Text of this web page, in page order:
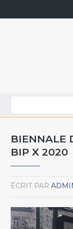
BIENNALE
BIP X 2020
ÉCRIT PAR